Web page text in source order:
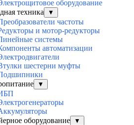
оборудование
техника
▼
частоты
и мотор-редукторы
системы
автоматизации
шестерни муфты
▼
оборудование
▼